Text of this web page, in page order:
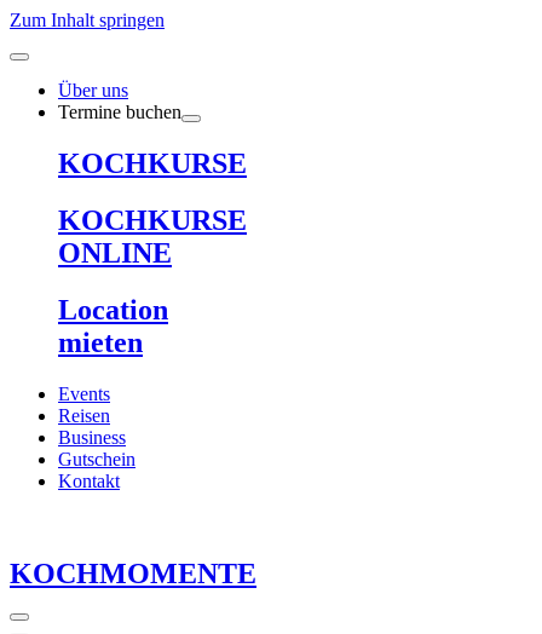
Zum Inhalt springen
Über uns
Termine buchen
KOCHKURSE
KOCHKURSE
ONLINE
Location
mieten
Events
Reisen
Business
Gutschein
Kontakt
KOCHMOMENTE